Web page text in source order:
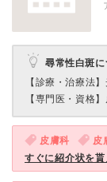
尋常性白斑に
【診療・治療法】
【専門医・資格】
皮膚科 皮
すぐに紹介状を貰